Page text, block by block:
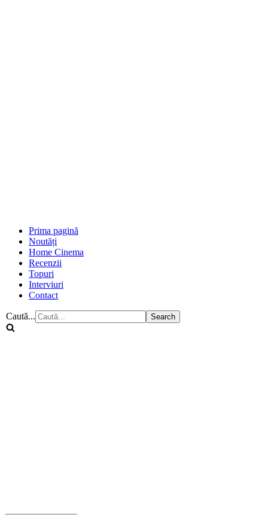
Prima pagină
Noutăți
Home Cinema
Recenzii
Topuri
Interviuri
Contact
Caută...